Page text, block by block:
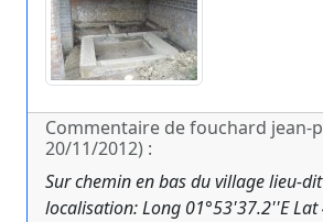
Commentaire de fouchard jean-
20/11/2012) :
Sur chemin en bas du village lieu-
localisation: Long 01°53'37.2''E